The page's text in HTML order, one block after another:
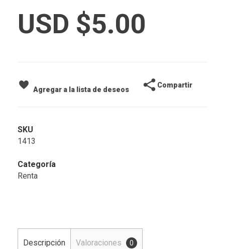
USD $5.00
Agregar a la lista de deseos
Compartir
SKU
1413
Categoría
Renta
Descripción Valoraciones 0